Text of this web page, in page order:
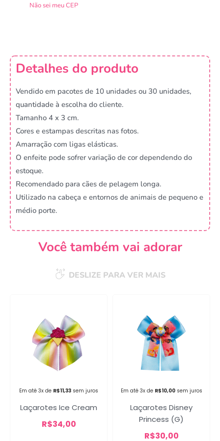
Não sei meu CEP
Detalhes do produto
Vendido em pacotes de 10 unidades ou 30 unidades,
quantidade à escolha do cliente.
Tamanho 4 x 3 cm.
Cores e estampas descritas nas fotos.
Amarração com ligas elásticas.
O enfeite pode sofrer variação de cor dependendo do
estoque.
Recomendado para cães de pelagem longa.
Utilizado na cabeça e entornos de animais de pequeno e
médio porte.
Você também vai adorar
DESLIZE PARA VER MAIS
Em até 3x de R$11,33 sem juros
Laçarotes Ice Cream
R$34,00
Em até 3x de R$10,00 sem juros
Laçarotes Disney
Princess (G)
R$30,00
Campanha lançada com